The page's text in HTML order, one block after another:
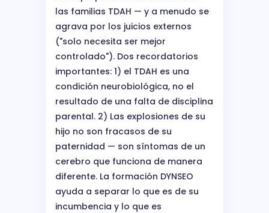
las familias TDAH — y a menudo se
agrava por los juicios externos
("solo necesita ser mejor
controlado"). Dos recordatorios
importantes: 1) el TDAH es una
condición neurobiológica, no el
resultado de una falta de disciplina
parental. 2) Las explosiones de su
hijo no son fracasos de su
paternidad — son síntomas de un
cerebro que funciona de manera
diferente. La formación DYNSEO
ayuda a separar lo que es de su
incumbencia y lo que es